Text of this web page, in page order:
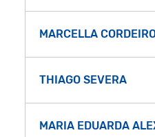
MARCELLA
THIAGO SEVERA
MARIA EDUARDA